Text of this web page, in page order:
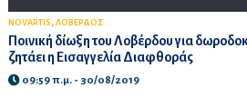
NOVARTIS, ΛΟΒΕΡΔΟΣ
Ποινική δίωξη του Λοβέρδου για
ζητάει η Εισαγγελία Διαφθοράς
09:59 π.μ. - 30/08/2019